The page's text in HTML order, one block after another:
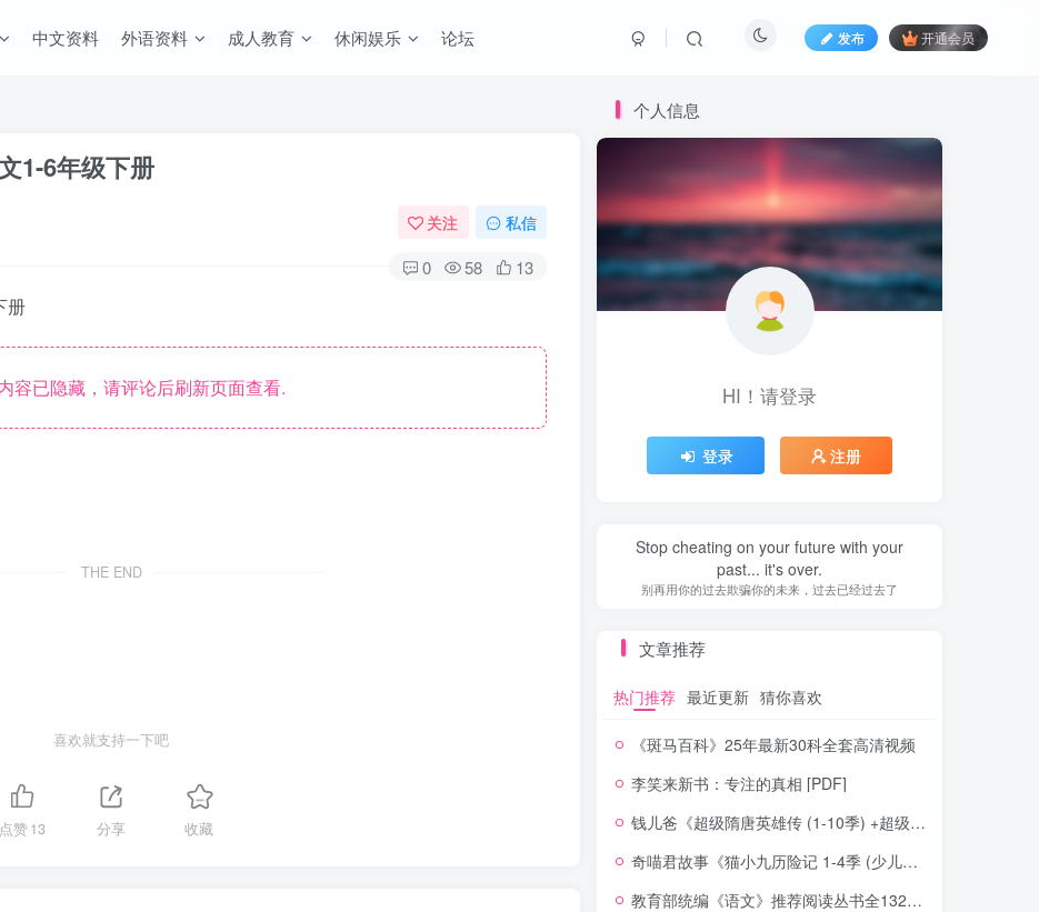
中文资料 外语资料 成人教育 休闲娱乐 论坛 发布 开通会员
1-6年级下册
关注 私信
0 58 13
册
容已隐藏，请评论后刷新页面查看.
THE END
喜欢就支持一下吧
点赞13 分享 收藏
个人信息
HI！请登录
登录 注册
Stop cheating on your future with your
past... it's over.
别再用你的过去欺骗你的未来，过去已经过去了
文章推荐
热门推荐 最近更新 猜你喜欢
《斑马百科》25年最新30科全套高清视频
李笑来新书：专注的真相 [PDF]
钱儿爸《超级隋唐英雄传 (1-10季) +超级隋唐英雄后传 (1-4季）
奇喵君故事《猫小九历险记 1-4季 (少儿大型奇幻冒险之旅)
教育部统编《语文》推荐阅读丛书全132种143册